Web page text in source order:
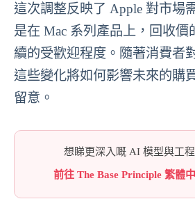
這次調整反映了 Apple 對市場
是在 Mac 系列產品上，回收價
續的受歡迎程度。隨著消費者
這些變化將如何影響未來的購
留意。
想睇更深入嘅 AI 模型與工
前往 The Base Principle 繁體